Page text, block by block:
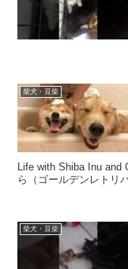
柴犬・豆柴
Life with Shiba Inu and
ら（ゴールデンレトリ
柴犬・豆柴